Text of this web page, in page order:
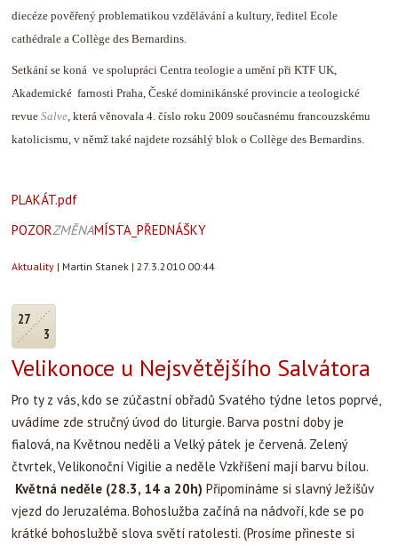
diecéze pověřený problematikou vzdělávání a kultury, ředitel Ecole
cathédrale a Collège des Bernardins.
Setkání se koná ve spolupráci Centra teologie a umění při KTF UK,
Akademické farnosti Praha, České dominikánské provincie a teologické
revue Salve, která věnovala 4. číslo roku 2009 současnému francouzskému
katolicismu, v němž také najdete rozsáhlý blok o Collège des Bernardins.
PLAKÁT.pdf
POZORZMĚNAMÍSTA_PŘEDNÁŠKY
Aktuality | Martin Stanek | 27.3.2010 00:44
27
3
Velikonoce u Nejsvětějšího Salvátora
Pro ty z vás, kdo se zúčastní obřadů Svatého týdne letos poprvé,
uvádíme zde stručný úvod do liturgie. Barva postní doby je
fialová, na Květnou neděli a Velký pátek je červená. Zelený
čtvrtek, Velikonoční Vigilie a neděle Vzkříšení mají barvu bílou.
Květná neděle (28.3, 14 a 20h) Připomínáme si slavný Ježíšův
vjezd do Jeruzaléma. Bohoslužba začíná na nádvoří, kde se po
krátké bohoslužbě slova světí ratolesti. (Prosíme přineste si